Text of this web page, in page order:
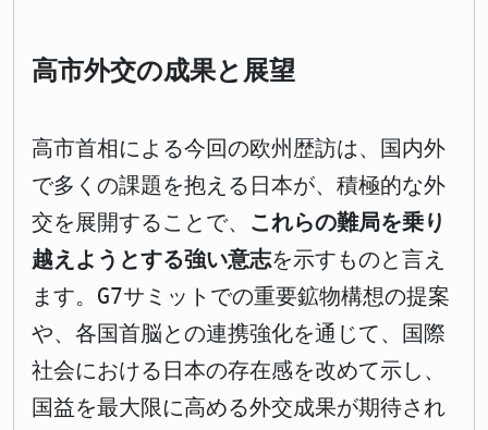
高市外交の成果と展望
高市首相による今回の欧州歴訪は、国内外
で多くの課題を抱える日本が、積極的な外
交を展開することで、 これらの難局を乗り
越えようとする強い意志を示すものと言え
ます。G7サミットでの重要鉱物構想の提案
や、各国首脳との連携強化を通じて、国際
社会における日本の存在感を改めて示し、
国益を最大限に高める外交成果が期待され